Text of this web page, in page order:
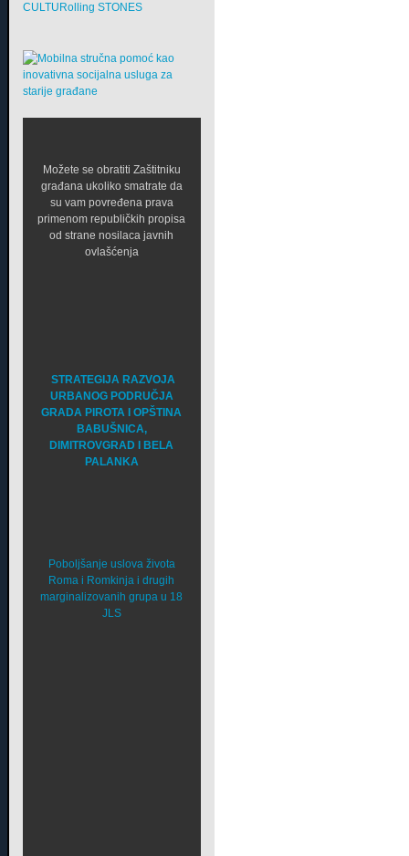
CULTURolling STONES
Možete se obratiti Zaštitniku
građana ukoliko smatrate da
su vam povređena prava
primenom republičkih propisa
od strane nosilaca javnih
ovlašćenja
STRATEGIJA RAZVOJA
URBANOG PODRUČJA
GRADA PIROTA I OPŠTINA
BABUŠNICA,
DIMITROVGRAD I BELA
PALANKA
Poboljšanje uslova života
Roma i Romkinja i drugih
marginalizovanih grupa u 18
JLS